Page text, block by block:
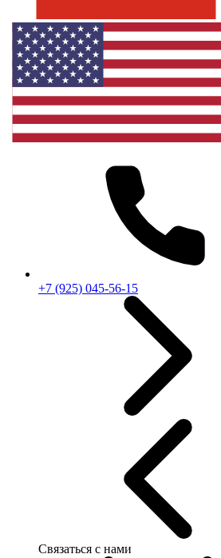
+7 (925) 045-56-15
Связаться с нами